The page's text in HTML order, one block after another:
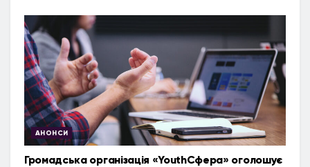
АНОНСИ
Громадська організація «YouthСфера» оголошує